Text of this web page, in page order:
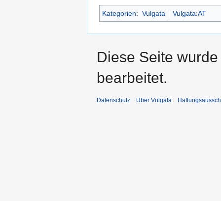
Kategorien: Vulgata Vulgata:AT
Diese Seite
bearbeitet.
Datenschutz Über Vulgata